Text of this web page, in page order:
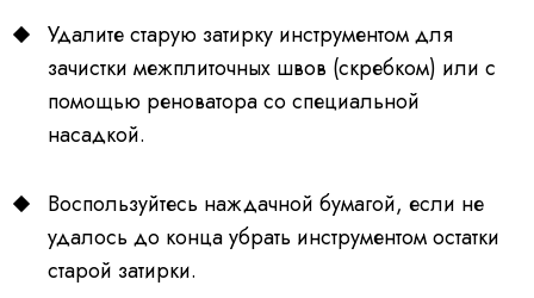
Удалите старую затирку инструментом для
зачистки межплиточных швов (скребком) или с
помощью реноватора со специальной
насадкой.
Воспользуйтесь наждачной бумагой, если не
удалось до конца убрать инструментом остатки
старой затирки.